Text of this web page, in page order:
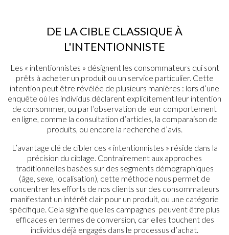
DE LA CIBLE CLASSIQUE À
L'INTENTIONNISTE
Les « intentionnistes » désignent les consommateurs qui sont
prêts à acheter un produit ou un service particulier. Cette
intention peut être révélée de plusieurs manières : lors d’une
enquête où les individus déclarent explicitement leur intention
de consommer, ou par l’observation de leur comportement
en ligne, comme la consultation d’articles, la comparaison de
produits, ou encore la recherche d’avis.
L’avantage clé de cibler ces « intentionnistes » réside dans la
précision du ciblage. Contrairement aux approches
traditionnelles basées sur des segments démographiques
(âge, sexe, localisation), cette méthode nous permet de
concentrer les efforts de nos clients sur des consommateurs
manifestant un intérêt clair pour un produit, ou une catégorie
spécifique. Cela signifie que les campagnes peuvent être plus
efficaces en termes de conversion, car elles touchent des
individus déjà engagés dans le processus d’achat.